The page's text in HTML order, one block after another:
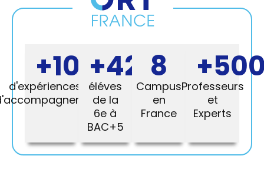
d'expériences et
+100ans
éléves
de la
6e à
BAC+5
+4200
Campus
en
France
8
Professeurs
et
Experts
+